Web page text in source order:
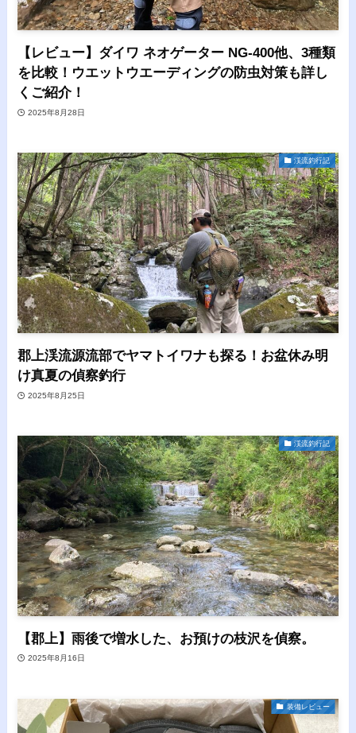
【レビュー】ダイワ ネオゲーター NG‐400他、3種類
を比較！ウエットウエーディングの防虫対策も詳し
くご紹介！
2025年8月28日
渓流釣行記
郡上渓流源流部でヤマトイワナも探る！お盆休み明
け真夏の偵察釣行
2025年8月25日
渓流釣行記
【郡上】雨後で増水した、お預けの枝沢を偵察。
2025年8月16日
装備レビュー